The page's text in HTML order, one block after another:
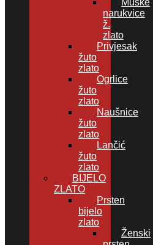
Muške
narukvice
ž.
zlato
Privjesak
žuto
zlato
Ogrlice
žuto
zlato
Naušnice
žuto
zlato
Lančić
žuto
zlato
BIJELO
ZLATO
Prsten
bijelo
zlato
Ženski